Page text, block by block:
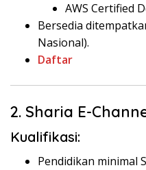
AWS Certified
Bersedia
Nasional).
Daftar
2. Sharia E-
Kualifikasi:
Pendidikan minimal